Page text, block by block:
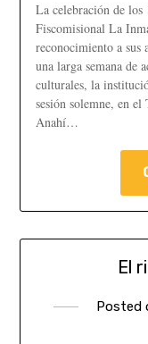
La celebración de los
Fiscomisional La
reconocimiento a sus
una larga semana de
culturales, la
sesión solemne, en
Anahí…
El
Posted